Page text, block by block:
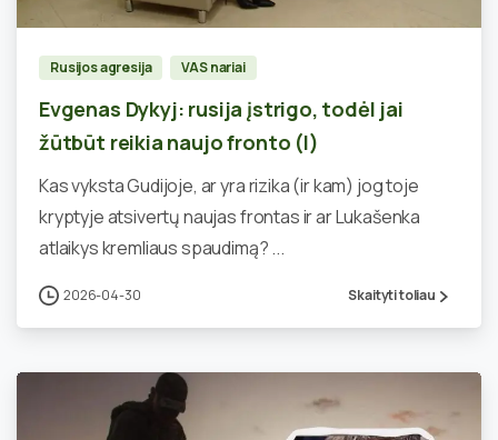
Rusijos agresija VAS nariai
Evgenas Dykyj: rusija įstrigo, todėl jai
žūtbūt reikia naujo fronto (I)
Kas vyksta Gudijoje, ar yra rizika (ir kam) jog toje
kryptyje atsivertų naujas frontas ir ar Lukašenka
atlaikys kremliaus spaudimą? ...
2026-04-30 Skaityti toliau